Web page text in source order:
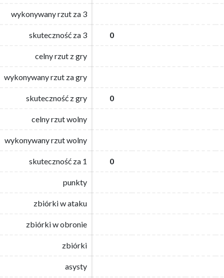
wykonywany rzut za 3
skuteczność za 3 0
celny rzut z gry
wykonywany rzut za gry
skuteczność z gry 0
celny rzut wolny
wykonywany rzut wolny
skuteczność za 1 0
punkty
zbiórki w ataku
zbiórki w obronie
zbiórki
asysty
wykonywany rzut za 3
skuteczność za 3 0
celny rzut z gry
wykonywany rzut za gry
skuteczność z gry 0
celny rzut wolny
wykonywany rzut wolny
skuteczność za 1 0
punkty
zbiórki w ataku
zbiórki w obronie
zbiórki
asysty